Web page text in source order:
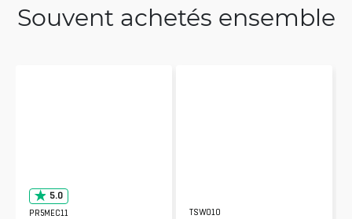
Souvent achetés ensemble
5.0
PR5MEC11 TSW010